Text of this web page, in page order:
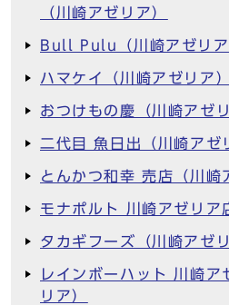
（川崎アゼリア）
Bull Pulu（川崎アゼリア
ハマケイ（川崎アゼリア）
おつけもの慶（川崎アゼリ
二代目 魚日出（川崎アゼ
とんかつ和幸 売店（川崎
モナポルト 川崎アゼリア
タカギフーズ（川崎アゼリ
レインボーハット 川崎
リア）